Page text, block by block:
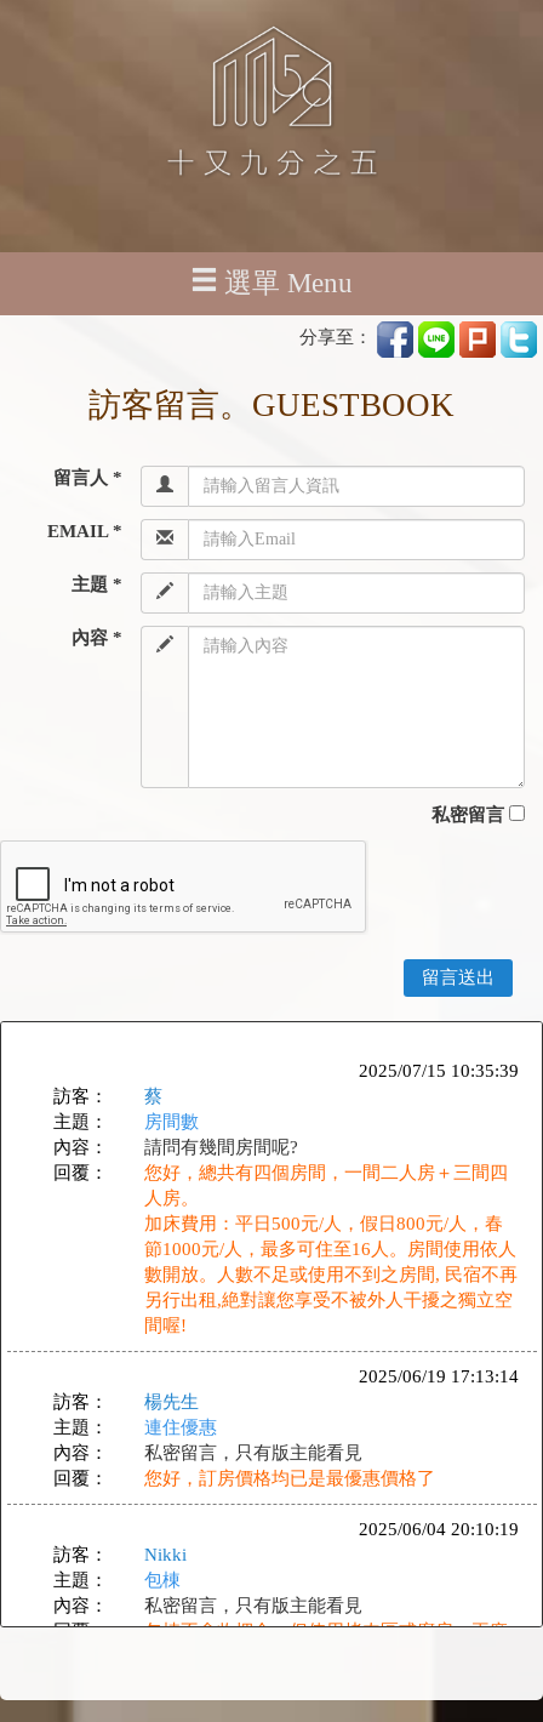
選單 Menu
分享至：
訪客留言。GUESTBOOK
留言人 *
EMAIL *
主題 *
內容 *
私密留言
2025/07/15 10:35:39
訪客：
蔡
主題：
房間數
內容：
請問有幾間房間呢?
回覆：
您好，總共有四個房間，一間二人房＋三間四
人房。
加床費用：平日500元/人，假日800元/人，春
節1000元/人，最多可住至16人。房間使用依人
數開放。人數不足或使用不到之房間, 民宿不再
另行出租,絶對讓您享受不被外人干擾之獨立空
間喔!
2025/06/19 17:13:14
訪客：
楊先生
主題：
連住優惠
內容：
私密留言，只有版主能看見
回覆：
您好，訂房價格均已是最優惠價格了
2025/06/04 20:10:19
訪客：
Nikki
主題：
包棟
內容：
私密留言，只有版主能看見
回覆：
包棟不會收押金，但使用烤肉區或廚房，再麻